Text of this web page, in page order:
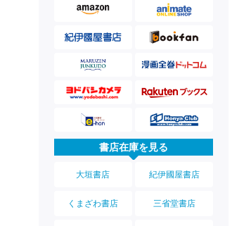
書店在庫を見る
大垣書店 紀伊國屋書店
くまざわ書店 三省堂書店